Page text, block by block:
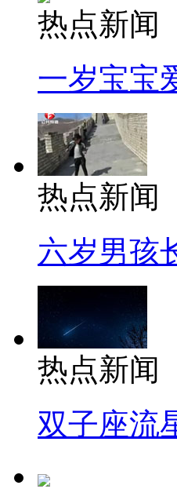
热点新闻
一岁宝宝
热点新闻
六岁男孩
热点新闻
双子座流